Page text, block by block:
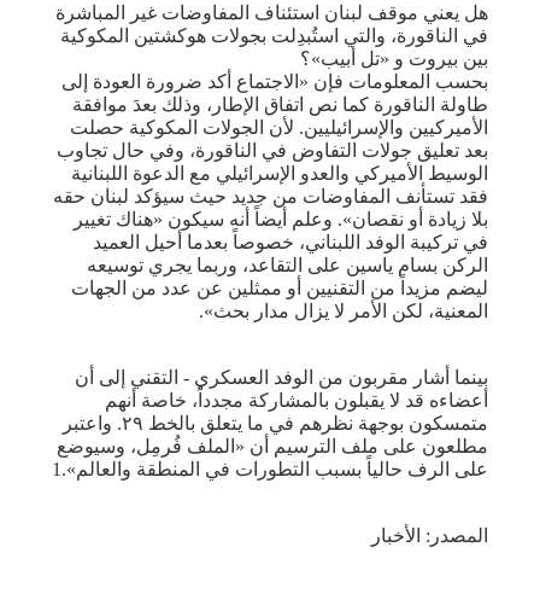
هل يعني موقف لبنان استئناف المفاوضات غير المباشرة
في الناقورة، والتي استُبدِلت بجولات هوكشتين المكوكية
بين بيروت و «تل أبيب»؟
بحسب المعلومات فإن «الاجتماع أكد ضرورة العودة إلى
طاولة الناقورة كما نص اتفاق الإطار، وذلك بعدَ موافقة
الأميركيين والإسرائيليين. لأن الجولات المكوكية حصلت
بعد تعليق جولات التفاوض في الناقورة، وفي حال تجاوب
الوسيط الأميركي والعدو الإسرائيلي مع الدعوة اللبنانية
فقد تستأنف المفاوضات من جديد حيث سيؤكد لبنان حقه
بلا زيادة أو نقصان». وعلم أيضاً أنه سيكون «هناك تغيير
في تركيبة الوفد اللبناني، خصوصاً بعدما أحيل العميد
الركن بسام ياسين على التقاعد، وربما يجري توسيعه
ليضم مزيداً من التقنيين أو ممثلين عن عدد من الجهات
المعنية، لكن الأمر لا يزال مدار بحث».
بينما أشار مقربون من الوفد العسكري - التقني إلى أن
أعضاءه قد لا يقبلون بالمشاركة مجدداً، خاصة أنهم
متمسكون بوجهة نظرهم في ما يتعلق بالخط ٢٩. واعتبر
مطلعون على ملف الترسيم أن «الملف فُرمِل، وسيوضع
على الرف حالياً بسبب التطورات في المنطقة والعالم».1
المصدر: الأخبار